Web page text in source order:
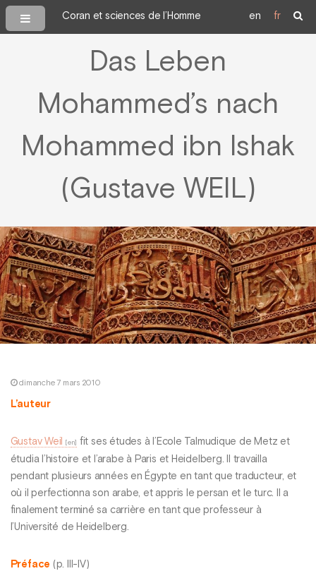
Coran et sciences de l’Homme en fr
Das Leben
Mohammed’s nach
Mohammed ibn Ishak
(Gustave WEIL)
dimanche 7 mars 2010
L’auteur
Gustav Weil
fit ses études à l’Ecole Talmudique de Metz et
étudia l’histoire et l’arabe à Paris et Heidelberg. Il travailla
pendant plusieurs années en Égypte en tant que traducteur, et
où il perfectionna son arabe, et appris le persan et le turc. Il a
finalement terminé sa carrière en tant que professeur à
l’Université de Heidelberg.
Préface (p. III-IV)